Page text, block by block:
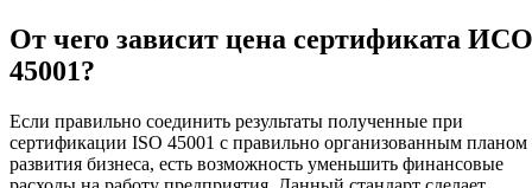
От чего зависит цена сертификата ИСО
45001?
Если правильно соединить результаты полученные при
сертификации ISO 45001 с правильно организованным планом
развития бизнеса, есть возможность уменьшить финансовые